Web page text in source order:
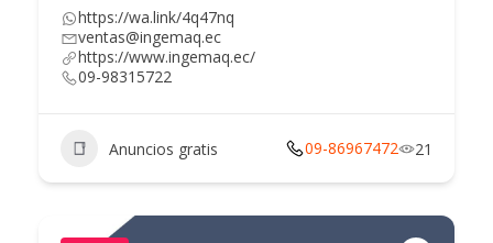
https://wa.link/4q47nq
ventas@ingemaq.ec
https://www.ingemaq.ec/
09-98315722
Anuncios gratis 09-86967472 21